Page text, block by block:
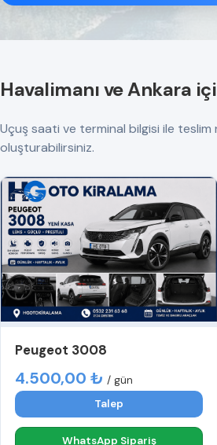
Havalimanı ve Ankara
Uçuş saati ve terminal bilgisi ile teslim
oluşturabilirsiniz.
Peugeot 3008
4.500,00 ₺ / gün
Talep
WhatsApp Sipariş